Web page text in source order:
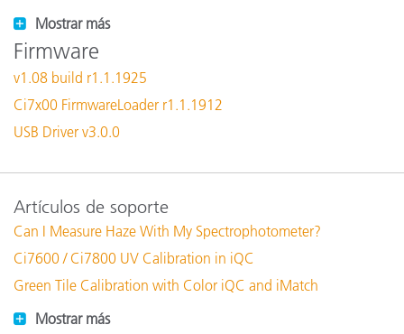
Mostrar más
Firmware
v1.08 build r1.1.1925
Ci7x00 FirmwareLoader r1.1.1912
USB Driver v3.0.0
Artículos de soporte
Can I Measure Haze With My Spectrophotometer?
Ci7600 / Ci7800 UV Calibration in iQC
Green Tile Calibration with Color iQC and iMatch
Mostrar más